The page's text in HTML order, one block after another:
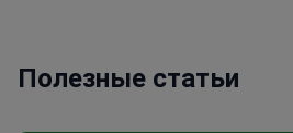
Полезные статьи